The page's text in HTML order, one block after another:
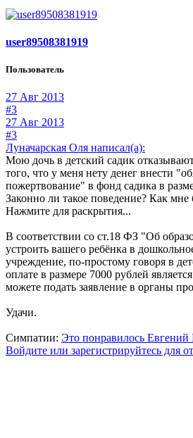
user89508381919
Пользователь
27 Авг 2013
#3
27 Авг 2013
#3
Луначарская Оля написал(а):
Мою дочь в детский садик
того, что у меня нету денег внести
пожертвование" в фонд садика в
Законно ли такое поведение? Как мне
Нажмите для раскрытия...
В соответствии со ст.18 ФЗ "Об
устроить вашего ребёнка в
учреждение, по-простому говоря в
оплате в размере 7000 рублей
можете подать заявление в органы
Удачи.
Симпатии: Это понравилось Евгений
Войдите или зарегистрируйтесь для